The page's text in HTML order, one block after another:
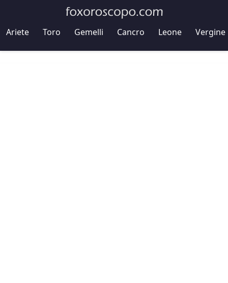
Ariete Toro Gemelli Cancro Leone Vergine